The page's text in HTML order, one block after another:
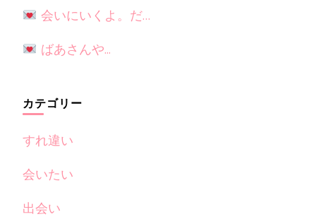
会いにいくよ。だ…
ばあさんや...
カテゴリー
すれ違い
会いたい
出会い